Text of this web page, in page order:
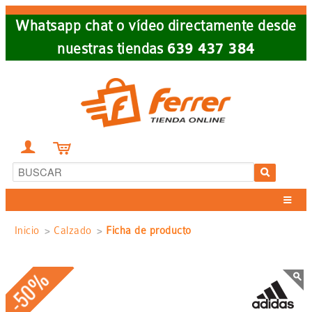
Skip
Whatsapp chat o vídeo directamente desde
nuestras tiendas 639 437 384
 
Sobrescribir
de
Inicio Calzado Ficha de producto
-50%